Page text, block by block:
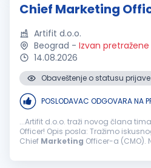
Chief Marketing
Artifit d.o.o.
Beograd - Izvan
14.08.2026
Obaveštenje o statusu prijave
POSLODAVAC ODGOVARA NA
...Artifit d.o.o. traži novog člana
Officer! Opis posla: Tražimo
Chief Marketing Officer-a (CMO).
marketinške